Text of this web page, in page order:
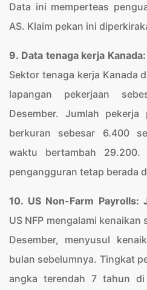
Data ini memperteas
AS. Klaim pekan ini
9. Data tenaga kerja
Sektor tenaga kerja Kanada
lapangan pekerjaan
Desember. Jumlah pekerja
berkuran sebesar 6.400
waktu bertambah
pengangguran tetap berada
10. US Non-Farm
US NFP mengalami
Desember, menyusul
bulan sebelumnya. Tingkat
angka terendah 7 tahun di